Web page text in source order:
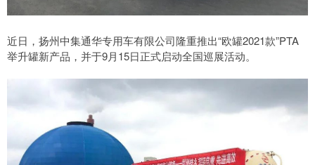
近日，扬州中集通华专用车有限公司隆重推出“欧罐2021款”PTA
举升罐新产品，并于9月15日正式启动全国巡展活动。